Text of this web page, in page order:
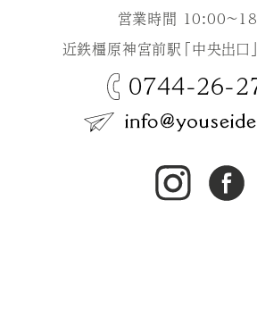
営業時間 10:00～
近鉄橿原神宮前駅「中央出口
0744-26-